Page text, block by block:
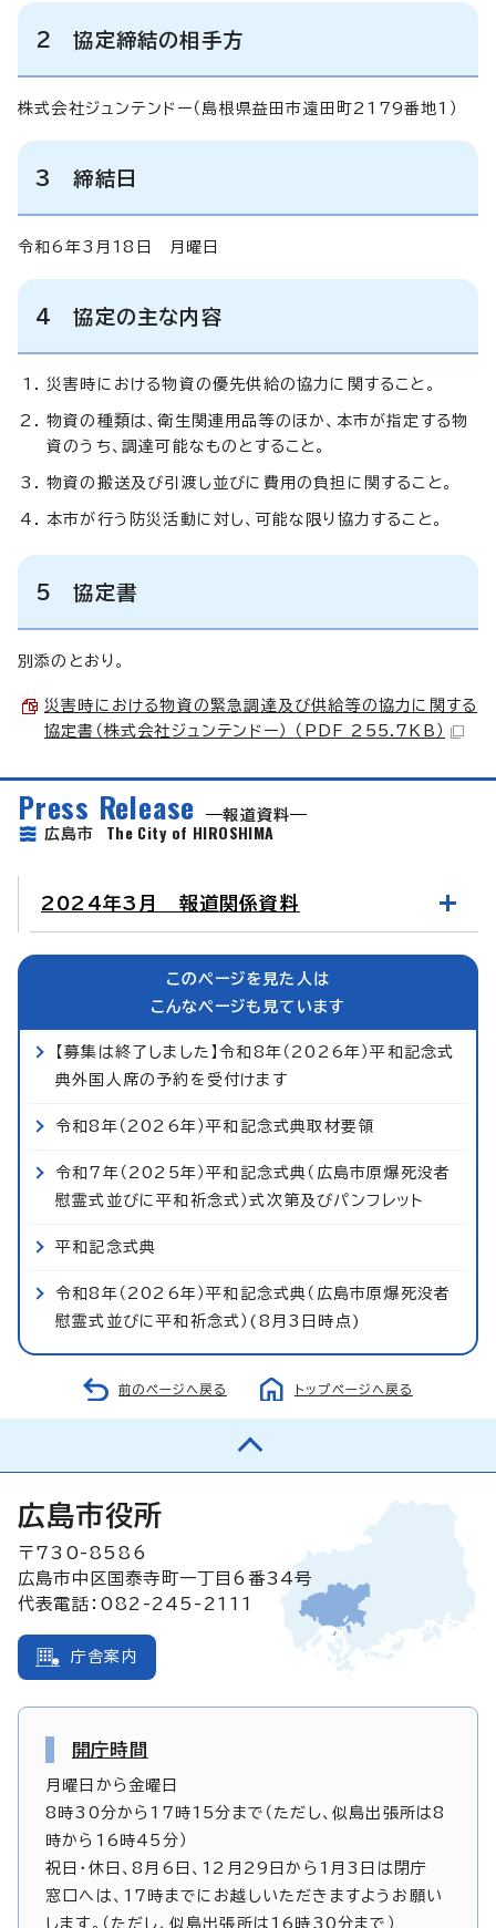
2 協定締結の相手方
株式会社ジュンテンドー（島根県益田市遠田町2179番地1）
3 締結日
令和6年3月18日 月曜日
4 協定の主な内容
災害時における物資の優先供給の協力に関すること。
物資の種類は、衛生関連用品等のほか、本市が指定する物
資のうち、調達可能なものとすること。
物資の搬送及び引渡し並びに費用の負担に関すること。
本市が行う防災活動に対し、可能な限り協力すること。
5 協定書
別添のとおり。
災害時における物資の緊急調達及び供給等の協力に関する
協定書（株式会社ジュンテンドー） （PDF 255.7KB）
Press Release
報道資料
広島市 The City of HIROSHIMA
2024年3月 報道関係資料
このページを見た人は
こんなページも見ています
【募集は終了しました】令和8年（2026年）平和記念式
典外国人席の予約を受付けます
令和8年（2026年）平和記念式典取材要領
令和7年（2025年）平和記念式典（広島市原爆死没者
慰霊式並びに平和祈念式）式次第及びパンフレット
平和記念式典
令和8年（2026年）平和記念式典（広島市原爆死没者
慰霊式並びに平和祈念式）(8月3日時点)
前のページへ戻る トップページへ戻る
広島市役所
〒730-8586
広島市中区国泰寺町一丁目6番34号
代表電話：082-245-2111
庁舎案内
開庁時間
月曜日から金曜日
8時30分から17時15分まで（ただし、似島出張所は8
時から16時45分）
祝日・休日、8月6日、12月29日から1月3日は閉庁
窓口へは、17時までにお越しいただきますようお願い
します。（ただし、似島出張所は16時30分まで）